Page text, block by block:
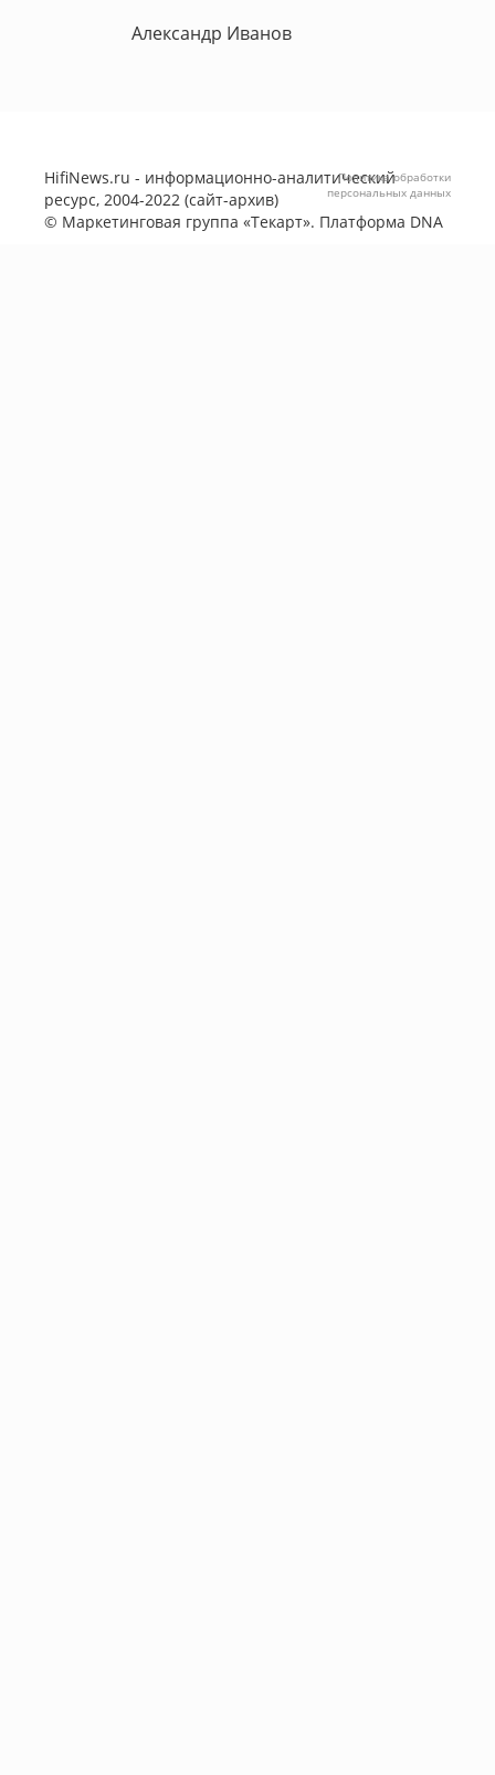
Александр Иванов
HifiNews.ru - информационно-аналитический
ресурс, 2004-2022 (сайт-архив)
© Маркетинговая группа «Текарт». Платформа DNA
Политика обработки
персональных данных